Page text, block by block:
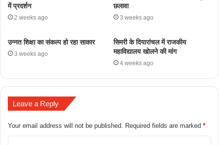
में प्रदर्शन
2 weeks ago
छलावा
3 weeks ago
उन्नत शिक्षा का संकल्प हो रहा साकार
3 weeks ago
सिमरी के दियारांचल में राजकीय
महाविद्यालय खोलने की मांग
4 weeks ago
Leave a Reply
Your email address will not be published. Required fields are marked *